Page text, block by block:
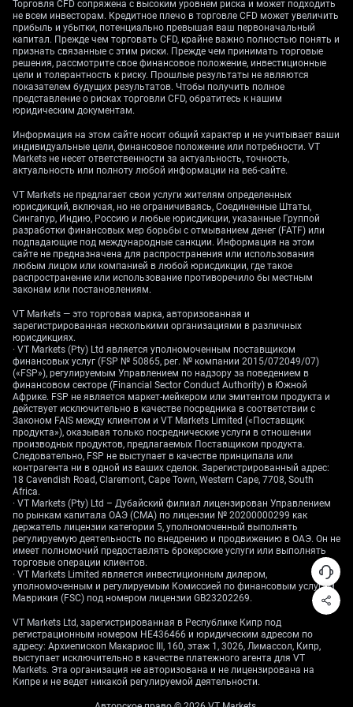
покупку пут-опционов на пару EUR/USD с целью
движения ниже уровня 1,07 в ближайшие несколько
недель.
Стратегии на рынках
облигаций и акций
Эта динамика усиливает аргументы в пользу ралли
европейских гособлигаций, прежде всего немецких
бундов. Более низкая инфляция снижает давление
на ЕЦБ в части сохранения ставок на повышенном
уровне, делая инструменты с фиксированным
доходом более привлекательными. Мы наращиваем
длинные позиции во фьючерсах на 10-летние
немецкие бунды (FGBL), ожидая, что доходности
года и потенциально опуститься к отметке 2,2%.
Для акций сценарий «ставки ниже дольше» —
позитивный драйвер, и мы видим возможности в
немецких бумагах. Индекс DAX, который
консолидируется вблизи уровня 18 500, на фоне
удешевления заимствований для компаний,
входящих в его состав, может выйти вверх из
диапазона. Мы используем колл-опционы на DAX,
чтобы позиционироваться на потенциальное ралли
к новым максимумам.
Также важно дождаться подтверждения со
стороны более широких данных HICP по еврозоне,
которые выйдут на следующей неделе.
Аналогичный негативный сюрприз по всему блоку
более решительно подтвердит эти торговые
позиции. Хотя одно немецкое значение само по себе
существенно, расхождение между ним и остальной
Европой может добавить волатильности.
Торговля CFD сопряжена с высоким уровнем риска и может подходить
не всем инвесторам. Кредитное плечо в торговле CFD может увеличить
прибыль и убытки, потенциально превышая ваш первоначальный
капитал. Прежде чем торговать CFD, крайне важно полностью понять и
признать связанные с этим риски. Прежде чем принимать торговые
решения, рассмотрите свое финансовое положение, инвестиционные
цели и толерантность к риску. Прошлые результаты не являются
показателем будущих результатов. Чтобы получить полное
представление о рисках торговли CFD, обратитесь к нашим
юридическим документам.
Информация на этом сайте носит общий характер и не учитывает ваши
индивидуальные цели, финансовое положение или потребности. VT
Markets не несет ответственности за актуальность, точность,
актуальность или полноту любой информации на веб-сайте.
VT Markets не предлагает свои услуги жителям определенных
юрисдикций, включая, но не ограничиваясь, Соединенные Штаты,
Сингапур, Индию, Россию и любые юрисдикции, указанные Группой
разработки финансовых мер борьбы с отмыванием денег (FATF) или
подпадающие под международные санкции. Информация на этом
сайте не предназначена для распространения или использования
любым лицом или компанией в любой юрисдикции, где такое
распространение или использование противоречило бы местным
законам или постановлениям.
VT Markets — это торговая марка, авторизованная и
зарегистрированная несколькими организациями в различных
юрисдикциях.
· VT Markets (Pty) Ltd является уполномоченным поставщиком
финансовых услуг (FSP № 50865, рег. № компании 2015/072049/07)
(«FSP»), регулируемым Управлением по надзору за поведением в
финансовом секторе (Financial Sector Conduct Authority) в Южной
Африке. FSP не является маркет-мейкером или эмитентом продукта и
действует исключительно в качестве посредника в соответствии с
Законом FAIS между клиентом и VT Markets Limited («Поставщик
продукта»), оказывая только посреднические услуги в отношении
производных продуктов, предлагаемых Поставщиком продукта.
Следовательно, FSP не выступает в качестве принципала или
контрагента ни в одной из ваших сделок. Зарегистрированный адрес:
18 Cavendish Road, Claremont, Cape Town, Western Cape, 7708, South
Africa.
· VT Markets (Pty) Ltd – Дубайский филиал лицензирован Управлением
по рынкам капитала ОАЭ (CMA) по лицензии № 20200000299 как
держатель лицензии категории 5, уполномоченный выполнять
регулируемую деятельность по внедрению и продвижению в ОАЭ. Он не
имеет полномочий предоставлять брокерские услуги или выполнять
торговые операции клиентов.
· VT Markets Limited является инвестиционным дилером,
уполномоченным и регулируемым Комиссией по финансовым услугам
Маврикия (FSC) под номером лицензии GB23202269.
VT Markets Ltd, зарегистрированная в Республике Кипр под
регистрационным номером HE436466 и юридическим адресом по
адресу: Архиепископ Макариос III, 160, этаж 1, 3026, Лимассол, Кипр,
выступает исключительно в качестве платежного агента для VT
Markets. Эта организация не авторизована и не лицензирована на
Кипре и не ведет никакой регулируемой деятельности.